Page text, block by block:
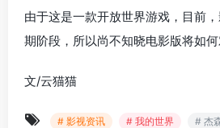
由于这是一款开放世界游戏，目前
期阶段，所以尚不知晓电影版将如何
文/云猫猫
# 影视资讯 # 我的世界 # 杰